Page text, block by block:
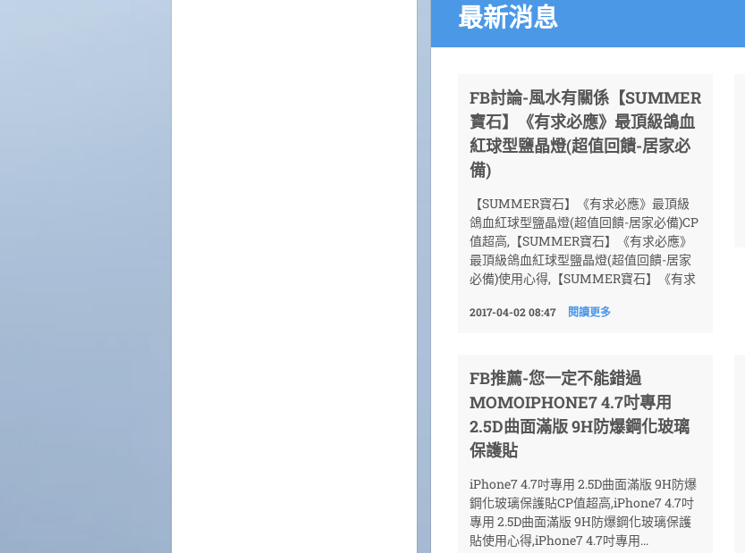
最新消息
FB討論-風水有關係【SUMMER
寶石】《有求必應》最頂級鴿血
紅球型鹽晶燈(超值回饋-居家必
備)
【SUMMER寶石】《有求必應》最頂級
鴿血紅球型鹽晶燈(超值回饋-居家必備)CP
值超高,【SUMMER寶石】《有求必應》
最頂級鴿血紅球型鹽晶燈(超值回饋-居家
必備)使用心得,【SUMMER寶石】《有求
2017-04-02 08:47 閱讀更多
FB推薦-您一定不能錯過
MOMOIPHONE7 4.7吋專用
2.5D曲面滿版 9H防爆鋼化玻璃
保護貼
iPhone7 4.7吋專用 2.5D曲面滿版 9H防爆
鋼化玻璃保護貼CP值超高,iPhone7 4.7吋
專用 2.5D曲面滿版 9H防爆鋼化玻璃保護
貼使用心得,iPhone7 4.7吋專用...